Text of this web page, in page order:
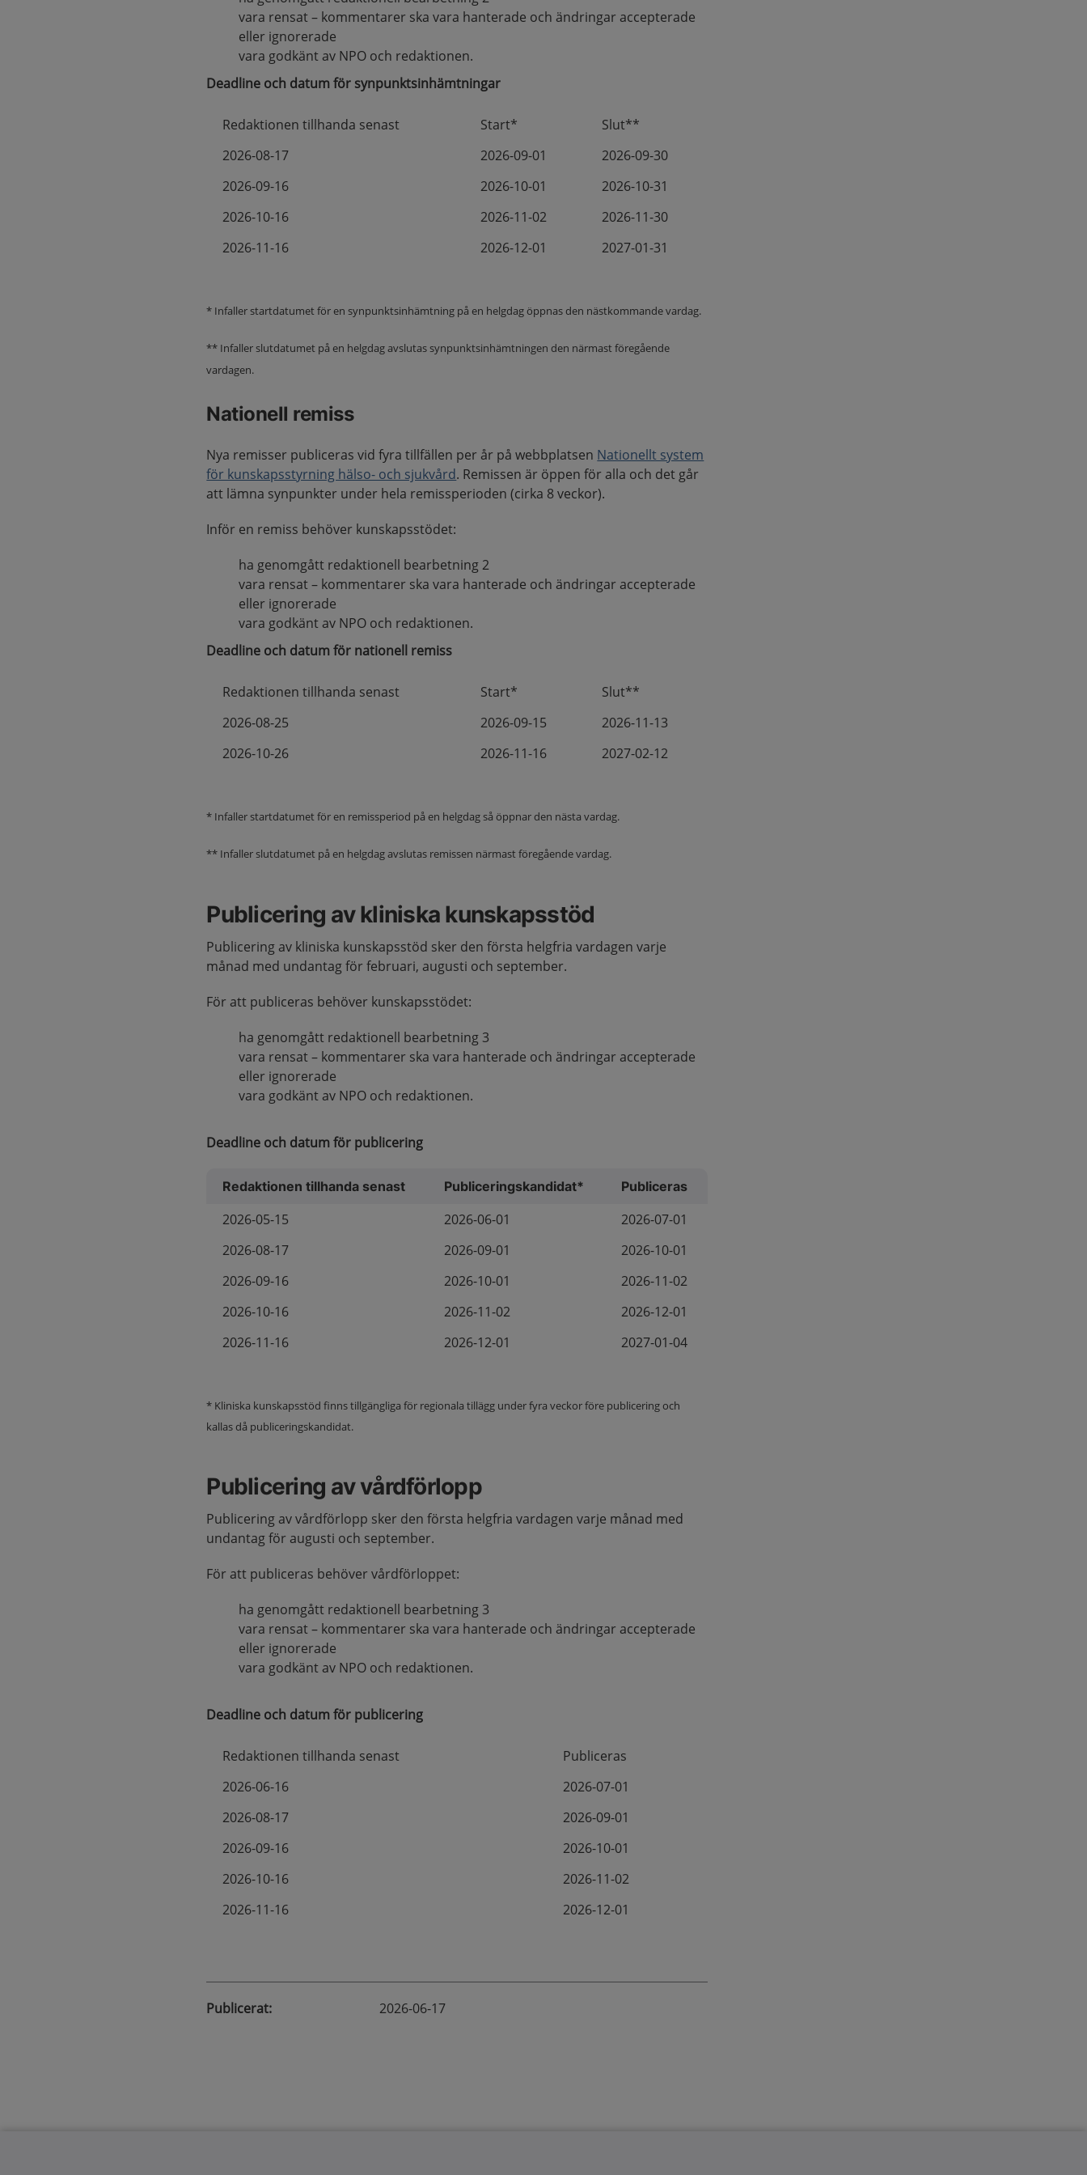
vara rensat – kommentarer ska vara hanterade och ändringar accepterade
eller ignorerade
vara godkänt av NPO och redaktionen.
Deadline och datum för synpunktsinhämtningar
Redaktionen tillhanda senast Start*
Slut**
2026-08-17
2026-09-01
2026-09-30
2026-09-16
2026-10-01
2026-10-31
2026-10-16
2026-11-02
2026-11-30
2026-11-16
2026-12-01 2027-01-31
* Infaller startdatumet för en synpunktsinhämtning på en helgdag öppnas den nästkommande vardag.
** Infaller slutdatumet på en helgdag avslutas synpunktsinhämtningen den närmast föregående
vardagen.
Nationell remiss
Nya remisser publiceras vid fyra tillfällen per år på webbplatsen Nationellt system
för kunskapsstyrning hälso- och sjukvård. Remissen är öppen för alla och det går
att lämna synpunkter under hela remissperioden (cirka 8 veckor).
Inför en remiss behöver kunskapsstödet:
ha genomgått redaktionell bearbetning 2
vara rensat – kommentarer ska vara hanterade och ändringar accepterade
eller ignorerade
vara godkänt av NPO och redaktionen.
Deadline och datum för nationell remiss
Redaktionen tillhanda senast Start*
Slut**
2026-08-25
2026-09-15
2026-11-13
2026-10-26
2026-11-16 2027-02-12
* Infaller startdatumet för en remissperiod på en helgdag så öppnar den nästa vardag.
** Infaller slutdatumet på en helgdag avslutas remissen närmast föregående vardag.
Publicering av kliniska kunskapsstöd
Publicering av kliniska kunskapsstöd sker den första helgfria vardagen varje
månad med undantag för februari, augusti och september.
För att publiceras behöver kunskapsstödet:
ha genomgått redaktionell bearbetning 3
vara rensat – kommentarer ska vara hanterade och ändringar accepterade
eller ignorerade
vara godkänt av NPO och redaktionen.
Deadline och datum för publicering
Redaktionen tillhanda senast Publiceringskandidat* Publiceras
2026-05-15 2026-06-01
2026-07-01
2026-08-17
2026-09-01
2026-10-01
2026-09-16
2026-10-01
2026-11-02
2026-10-16
2026-11-02
2026-12-01
2026-11-16
2026-12-01 2027-01-04
* Kliniska kunskapsstöd finns tillgängliga för regionala tillägg under fyra veckor före publicering och
kallas då publiceringskandidat.
Publicering av vårdförlopp
Publicering av vårdförlopp sker den första helgfria vardagen varje månad med
undantag för augusti och september.
För att publiceras behöver vårdförloppet:
ha genomgått redaktionell bearbetning 3
vara rensat – kommentarer ska vara hanterade och ändringar accepterade
eller ignorerade
vara godkänt av NPO och redaktionen.
Deadline och datum för publicering
Redaktionen tillhanda senast
Publiceras
2026-06-16
2026-07-01
2026-08-17
2026-09-01
2026-09-16
2026-10-01
2026-10-16
2026-11-02
2026-11-16
2026-12-01
Publicerat: 2026-06-17